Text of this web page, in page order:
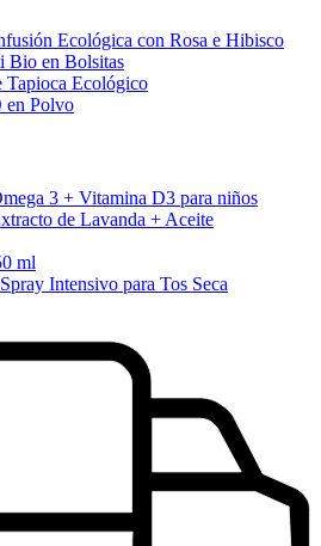
Ecológica con Rosa e Hibisco
Bio en Bolsitas
Ecológico
en Polvo
3 + Vitamina D3 para niños
de Lavanda + Aceite
ml
Intensivo para Tos Seca